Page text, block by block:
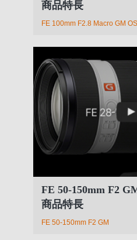
商品特長
FE 100mm F2.8 Macro GM
FE 50-150mm F2
商品特長
FE 50-150mm F2 GM